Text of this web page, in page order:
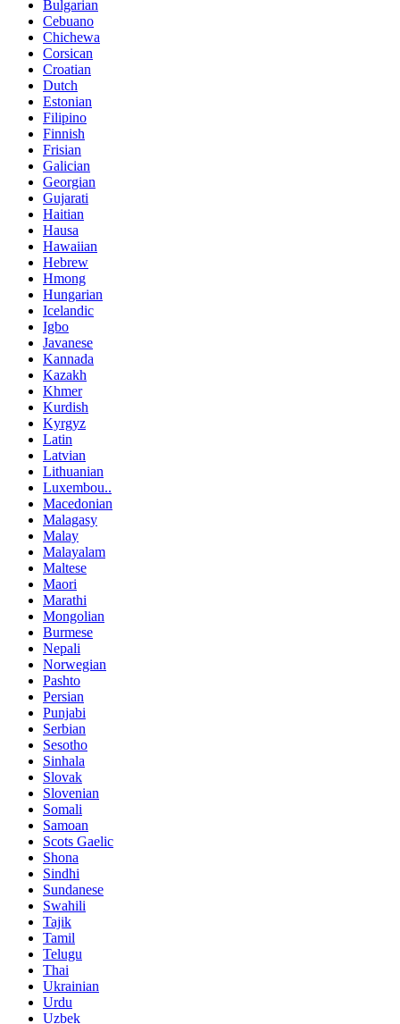
Bulgarian
Cebuano
Chichewa
Corsican
Croatian
Dutch
Estonian
Filipino
Finnish
Frisian
Galician
Georgian
Gujarati
Haitian
Hausa
Hawaiian
Hebrew
Hmong
Hungarian
Icelandic
Igbo
Javanese
Kannada
Kazakh
Khmer
Kurdish
Kyrgyz
Latin
Latvian
Lithuanian
Luxembou..
Macedonian
Malagasy
Malay
Malayalam
Maltese
Maori
Marathi
Mongolian
Burmese
Nepali
Norwegian
Pashto
Persian
Punjabi
Serbian
Sesotho
Sinhala
Slovak
Slovenian
Somali
Samoan
Scots Gaelic
Shona
Sindhi
Sundanese
Swahili
Tajik
Tamil
Telugu
Thai
Ukrainian
Urdu
Uzbek